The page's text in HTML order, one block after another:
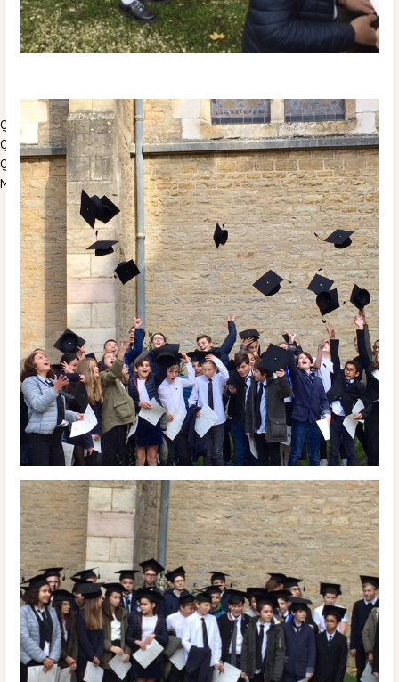
Qui va mettre sous la table ?
Qui va avoir la fève ?
Qui va avoir la couronne ?
Mais au fait, c’est quoi l’épiphanie ?